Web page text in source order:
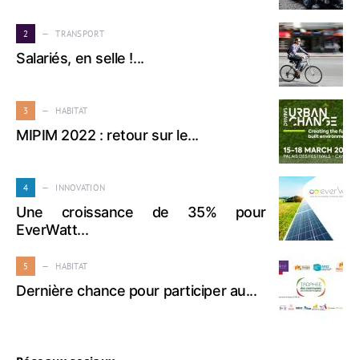
2 TRANSPORT
Salariés, en selle !...
3 HABITAT
MIPIM 2022 : retour sur le...
4 INNOVATION
Une croissance de 35% pour
EverWatt...
5 HABITAT
Dernière chance pour participer au...